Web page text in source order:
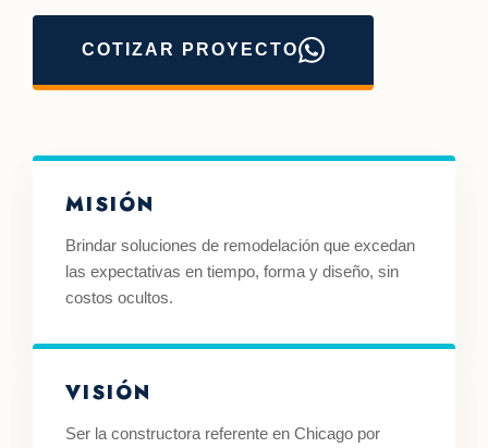
COTIZAR PROYECTO
MISIÓN
Brindar soluciones de remodelación que excedan
las expectativas en tiempo, forma y diseño, sin
costos ocultos.
VISIÓN
Ser la constructora referente en Chicago por